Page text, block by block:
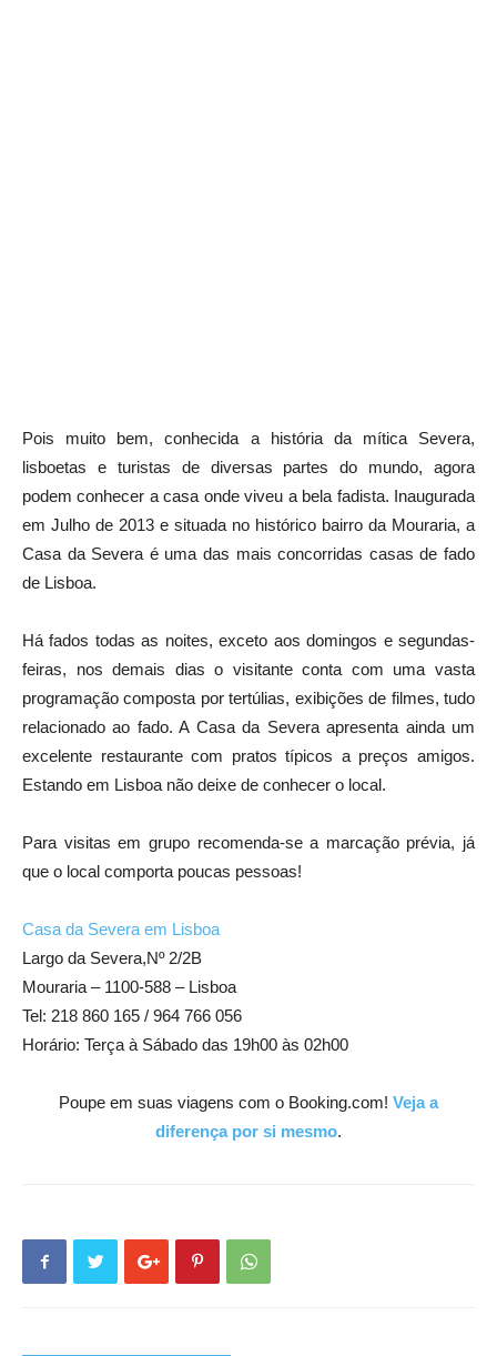
Pois muito bem, conhecida a história da mítica Severa,
lisboetas e turistas de diversas partes do mundo, agora
podem conhecer a casa onde viveu a bela fadista. Inaugurada
em Julho de 2013 e situada no histórico bairro da Mouraria, a
Casa da Severa é uma das mais concorridas casas de fado
de Lisboa.
Há fados todas as noites, exceto aos domingos e segundas-
feiras, nos demais dias o visitante conta com uma vasta
programação composta por tertúlias, exibições de filmes, tudo
relacionado ao fado. A Casa da Severa apresenta ainda um
excelente restaurante com pratos típicos a preços amigos.
Estando em Lisboa não deixe de conhecer o local.
Para visitas em grupo recomenda-se a marcação prévia, já
que o local comporta poucas pessoas!
Casa da Severa em Lisboa
Largo da Severa,Nº 2/2B
Mouraria – 1100-588 – Lisboa
Tel: 218 860 165 / 964 766 056
Horário: Terça à Sábado das 19h00 às 02h00
Poupe em suas viagens com o Booking.com! Veja a
diferença por si mesmo.